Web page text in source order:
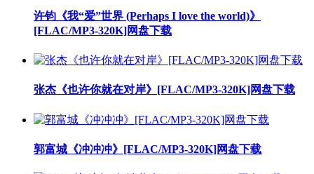
许钧《我“爱”世界 (Perhaps I love the world)》
[FLAC/MP3-320K]网盘下载
张杰《也许你就在对岸》[FLAC/MP3-320K]网盘下载
郭富城《冲冲冲》[FLAC/MP3-320K]网盘下载